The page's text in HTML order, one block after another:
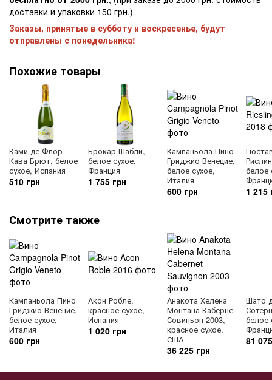
доставки и упаковки 150 грн.)
Заказы, принятые в субботу и воскресенье, будут
отправлены с понедельника!
Похожие товары
Ками де Флор
Кава Брют, белое
сухое, Испания
510 грн
Брокар Шабли,
белое сухое,
Франция
1 755 грн
Кампаньола Пино
Гриджио Венецие,
белое сухое,
Италия
600 грн
белое
1 215
Смотрите также
Кампаньола Пино
Гриджио Венецие,
белое сухое,
Италия
600 грн
Акон Робле,
красное сухое,
Испания
1 020 грн
Анакота Хелена
Монтана Каберне
Совиньон 2003,
красное сухое,
США
36 225 грн
Шато
белое
81